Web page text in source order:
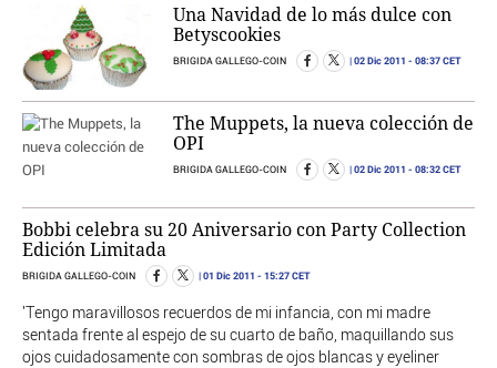
Una Navidad de lo más dulce con
Betyscookies
BRIGIDA GALLEGO-COIN 02 Dic 2011 - 08:37 CET
The Muppets, la nueva colección de
OPI
BRIGIDA GALLEGO-COIN 02 Dic 2011 - 08:32 CET
Bobbi celebra su 20 Aniversario con Party Collection
Edición Limitada
BRIGIDA GALLEGO-COIN 01 Dic 2011 - 15:27 CET
'Tengo maravillosos recuerdos de mi infancia, con mi madre
sentada frente al espejo de su cuarto de baño, maquillando sus
ojos cuidadosamente con sombras de ojos blancas y eyeliner